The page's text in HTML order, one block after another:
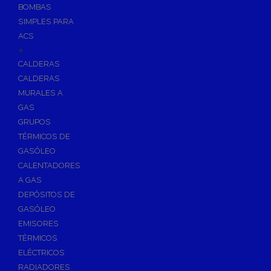
Sumideros para Piscinas
Accesorios para Piscinas
Productos Químicos para Piscinas
Reguladores de PH
Antialgas para Piscinas
Floculante para Piscinas
Cloro para Piscinas
Desinfección de Piscinas sin Cloro
Invernaje de Piscinas
Limpiadores de Piscinas
Kits Analizadores
Dosificadores
Riego, Jardín y Fuentes
BOMBAS
SIMPLES PARA
ACS
+
CALDERAS
CALDERAS
MURALES A
GAS
GRUPOS
TÉRMICOS DE
GASÓLEO
CALENTADORES
A GAS
DEPÓSITOS DE
GASÓLEO
EMISORES
TÉRMICOS
ELÉCTRICOS
RADIADORES